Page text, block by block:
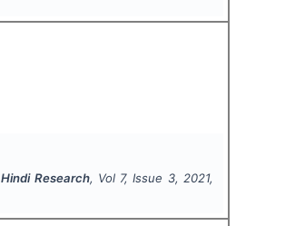
Research, Vol 7, Issue 3, 2021,